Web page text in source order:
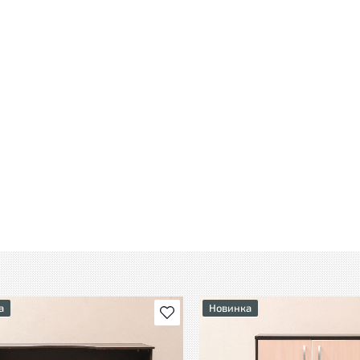
В избранноеНовинка